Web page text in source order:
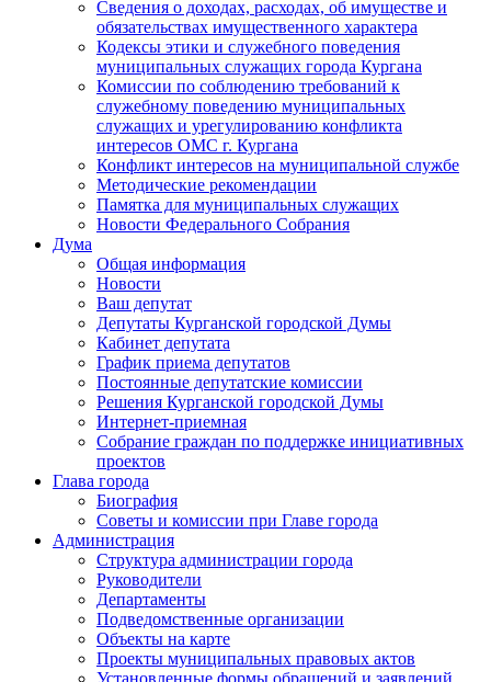
Сведения о доходах, расходах, об имуществе и
обязательствах имущественного характера
Кодексы этики и служебного поведения
муниципальных служащих города Кургана
Комиссии по соблюдению требований к
служебному поведению муниципальных
служащих и урегулированию конфликта
интересов ОМС г. Кургана
Конфликт интересов на муниципальной службе
Методические рекомендации
Памятка для муниципальных служащих
Новости Федерального Cобрания
Дума
Общая информация
Новости
Ваш депутат
Депутаты Курганской городской Думы
Кабинет депутата
График приема депутатов
Постоянные депутатские комиссии
Решения Курганской городской Думы
Интернет-приемная
Собрание граждан по поддержке инициативных
проектов
Глава города
Биография
Советы и комиссии при Главе города
Администрация
Структура администрации города
Руководители
Департаменты
Подведомственные организации
Объекты на карте
Проекты муниципальных правовых актов
Установленные формы обращений и заявлений